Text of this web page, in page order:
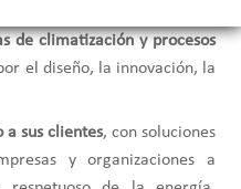
de climatización y procesos
el diseño, la innovación, la
a sus clientes, con soluciones
y organizaciones a